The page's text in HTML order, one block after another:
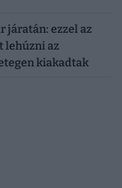
járatán: ezzel az
lehúzni az
kiakadtak